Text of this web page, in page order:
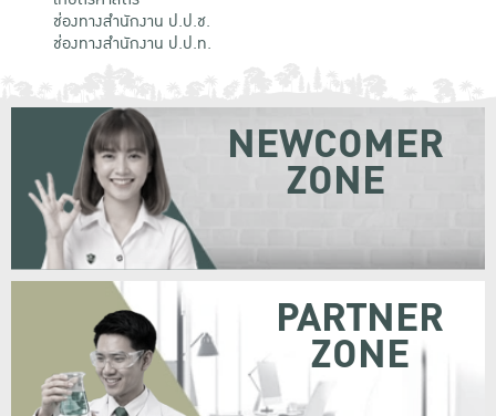
ช่องทางสำนักงาน ป.ป.ช.
ช่องทางสำนักงาน ป.ป.ท.
NEWCOMER
ZONE
PARTNER
ZONE